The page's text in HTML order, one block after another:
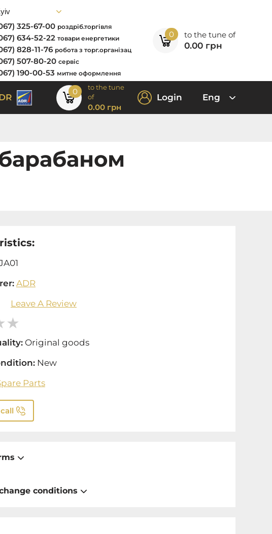
325-67-00 роздріб.торгівля
634-52-22 товари енергетики
828-11-76 робота з торг.організац
507-80-20 сервіс
190-00-53 митне оформлення
0 to the tune of
0.00 грн
0
to the tune
of
0.00 грн
Login Eng
ADR
Leave A Review
Original goods
New
Parts
conditions